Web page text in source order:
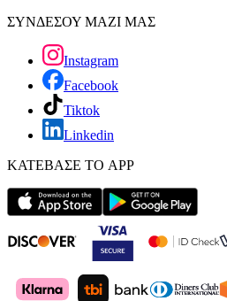
ΣΥΝΔΕΣΟΥ ΜΑΖΙ ΜΑΣ
Instagram
Facebook
Tiktok
Linkedin
ΚΑΤΕΒΑΣΕ ΤΟ APP